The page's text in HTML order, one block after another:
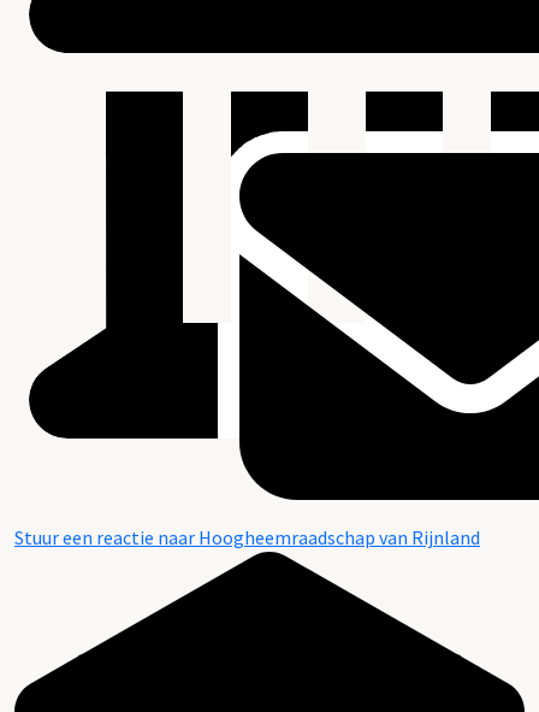
Stuur een reactie naar Hoogheemraadschap van Rijnland